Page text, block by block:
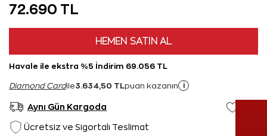
72.690 TL
HEMEN SATIN AL
Havale ile ekstra %5 İndirim 69.056 TL
Diamond Cardile3.634,50 TL puan kazanın i
Aynı Gün Kargoda
Ücretsiz ve Sigortalı Teslimat